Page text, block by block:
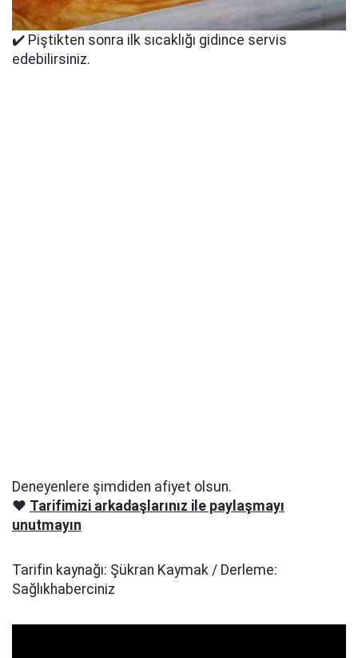
✔️ Piştikten sonra ilk sıcaklığı gidince servis
edebilirsiniz.
Deneyenlere şimdiden afiyet olsun.
❤️ Tarifimizi arkadaşlarınız ile paylaşmayı
unutmayın
Tarifin kaynağı: Şükran Kaymak / Derleme:
Sağlıkhaberciniz